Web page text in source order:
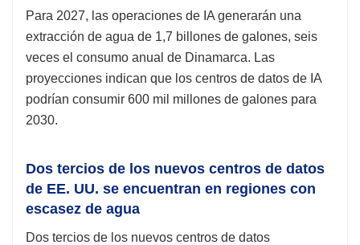
Para 2027, las operaciones de IA generarán una
extracción de agua de 1,7 billones de galones, seis
veces el consumo anual de Dinamarca. Las
proyecciones indican que los centros de datos de IA
podrían consumir 600 mil millones de galones para
2030.
Dos tercios de los nuevos centros de datos
de EE. UU. se encuentran en regiones con
escasez de agua
Dos tercios de los nuevos centros de datos